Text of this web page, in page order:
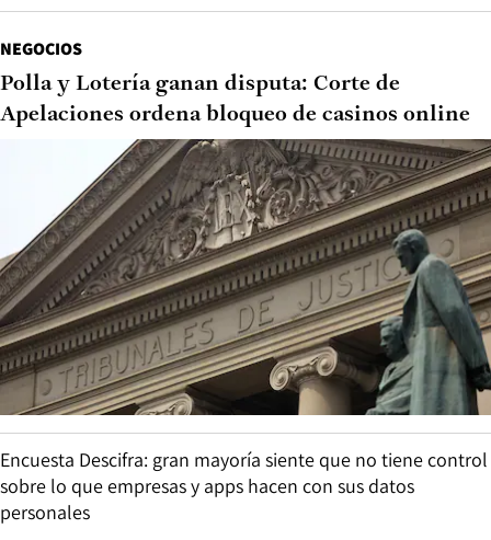
NEGOCIOS
Polla y Lotería ganan disputa: Corte de
Apelaciones ordena bloqueo de casinos online
Encuesta Descifra: gran mayoría siente que no tiene control
sobre lo que empresas y apps hacen con sus datos
personales